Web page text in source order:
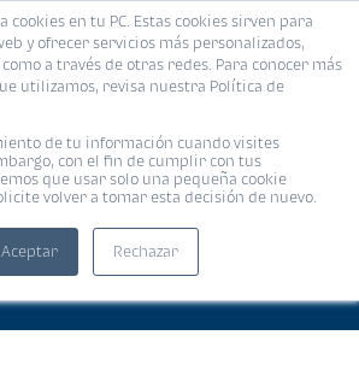
cookies en tu PC. Estas cookies sirven para
y ofrecer servicios más personalizados,
a través de otras redes. Para conocer más
utilizamos, revisa nuestra Política de
de tu información cuando visites
con el fin de cumplir con tus
que usar solo una pequeña cookie
volver a tomar esta decisión de nuevo.
Aceptar Rechazar
MENÚ